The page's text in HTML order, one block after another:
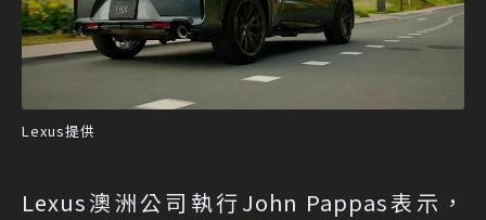
Lexus提供
Lexus澳洲公司執行John Pappas表示，